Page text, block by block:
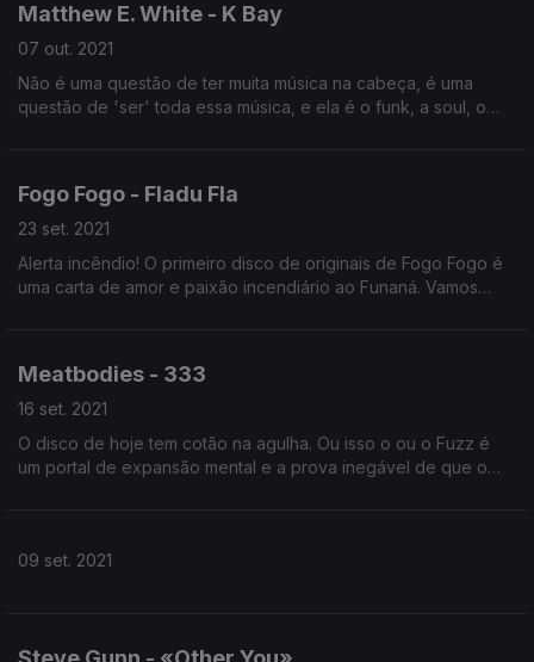
Matthew E. White - K Bay
07 out. 2021
Não é uma questão de ter muita música na cabeça, é uma
questão de 'ser' toda essa música, e ela é o funk, a soul, o
Fogo Fogo - Fladu Fla
23 set. 2021
Alerta incêndio! O primeiro disco de originais de Fogo Fogo é
uma carta de amor e paixão incendiário ao Funaná. Vamos
Meatbodies - 333
16 set. 2021
O disco de hoje tem cotão na agulha. Ou isso o ou o Fuzz é
um portal de expansão mental e a prova inegável de que o
09 set. 2021